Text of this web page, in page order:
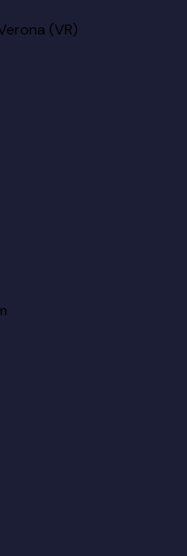
(VR)